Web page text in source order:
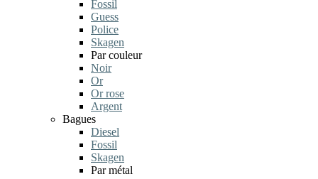
Fossil
Guess
Police
Skagen
Par couleur
Noir
Or
Or rose
Argent
Bagues
Diesel
Fossil
Skagen
Par métal